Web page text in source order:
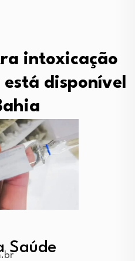
intoxicação
disponível
Saúde